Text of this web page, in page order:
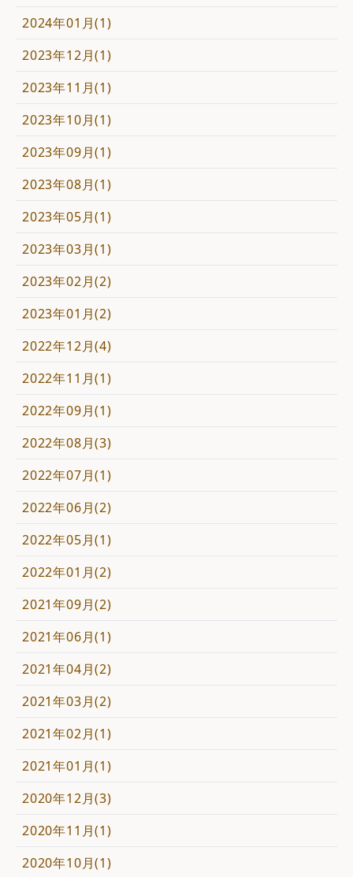
2024年01月(1)
2023年12月(1)
2023年11月(1)
2023年10月(1)
2023年09月(1)
2023年08月(1)
2023年05月(1)
2023年03月(1)
2023年02月(2)
2023年01月(2)
2022年12月(4)
2022年11月(1)
2022年09月(1)
2022年08月(3)
2022年07月(1)
2022年06月(2)
2022年05月(1)
2022年01月(2)
2021年09月(2)
2021年06月(1)
2021年04月(2)
2021年03月(2)
2021年02月(1)
2021年01月(1)
2020年12月(3)
2020年11月(1)
2020年10月(1)